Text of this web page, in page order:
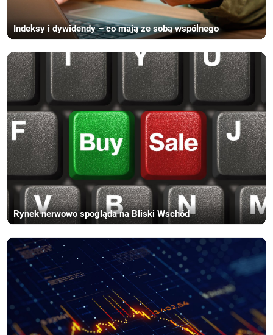
Indeksy i dywidendy – co mają ze sobą wspólnego
Rynek nerwowo spogląda na Bliski Wschód